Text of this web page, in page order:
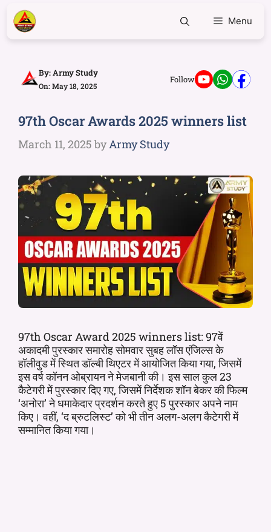
Menu
By:Army Study
On: May 18, 2025
Follow
97th Oscar Awards 2025 winners list
March 11, 2025 byArmy Study
97th Oscar Award 2025 winners list: 97वें
अकादमी पुरस्कार समारोह सोमवार सुबह लॉस एंजिल्स के
हॉलीवुड में स्थित डॉल्बी थिएटर में आयोजित किया गया, जिसमें
इस वर्ष कॉनन ओब्रायन ने मेजबानी की। इस साल कुल 23
कैटेगरी में पुरस्कार दिए गए, जिसमें निर्देशक शॉन बेकर की फिल्म
‘अनोरा’ ने धमाकेदार प्रदर्शन करते हुए 5 पुरस्कार अपने नाम
किए। वहीं, ‘द ब्रुटलिस्ट’ को भी तीन अलग-अलग कैटेगरी में
सम्मानित किया गया।